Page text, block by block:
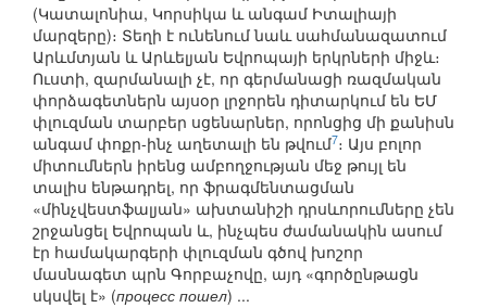
(Կատալոնիա, Կորսիկա և անգամ Իտալիայի
մարզերը)։ Տեղի է ունենում նաև սահմանազատում
Արևմտյան և Արևելյան Եվրոպայի երկրների միջև։
Ուստի, զարմանալի չէ, որ գերմանացի ռազմական
փորձագետներն այսօր լրջորեն դիտարկում են ԵՄ
փլուզման տարբեր սցենարներ, որոնցից մի քանիսն
անգամ փոքր-ինչ աղետալի են թվում7։ Այս բոլոր
միտումներն իրենց ամբողջության մեջ թույլ են
տալիս ենթադրել, որ ֆրագմենտացման
«մինչվեստֆալյան» ախտանիշի դրսևորումները չեն
շրջանցել Եվրոպան և, ինչպես ժամանակին ասում
էր համակարգերի փլուզման գծով խոշոր
մասնագետ պրն Գորբաչովը, այդ «գործընթացն
սկսվել է» (процесс пошел) ...